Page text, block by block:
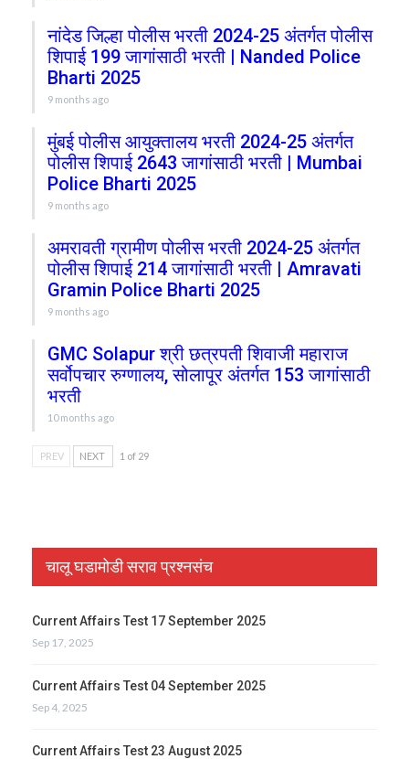
नांदेड जिल्हा पोलीस भरती 2024-25 अंतर्गत पोलीस
शिपाई 199 जागांसाठी भरती | Nanded Police
Bharti 2025
9 months ago
मुंबई पोलीस आयुक्तालय भरती 2024-25 अंतर्गत
पोलीस शिपाई 2643 जागांसाठी भरती | Mumbai
Police Bharti 2025
9 months ago
अमरावती ग्रामीण पोलीस भरती 2024-25 अंतर्गत
पोलीस शिपाई 214 जागांसाठी भरती | Amravati
Gramin Police Bharti 2025
9 months ago
GMC Solapur श्री छत्रपती शिवाजी महाराज
सर्वोपचार रुग्णालय, सोलापूर अंतर्गत 153 जागांसाठी
भरती
10 months ago
PREV NEXT 1 of 29
चालू घडामोडी सराव प्रश्नसंच
Current Affairs Test 17 September 2025
Sep 17, 2025
Current Affairs Test 04 September 2025
Sep 4, 2025
Current Affairs Test 23 August 2025